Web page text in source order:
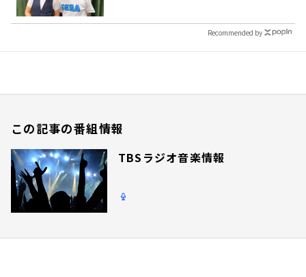
Recommended by
この記事の番組情報
TBSラジオ音楽情報